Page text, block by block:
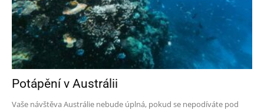
Potápění v Austrálii
Vaše návštěva Austrálie nebude úplná, pokud se nepodíváte pod